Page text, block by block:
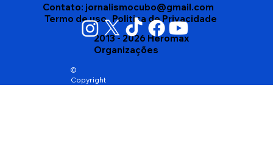
Contato: jornalismocubo@gmail.com
Termo de uso Politica de Privacidade
©
Copyright
2013 - 2026 Heromax
Organizações